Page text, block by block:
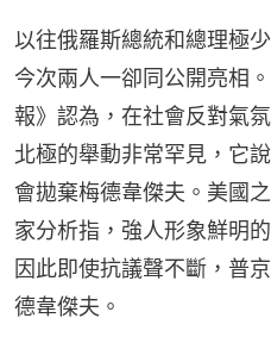
以往俄羅斯總統和總理極
今次兩人一卻同公開亮相
報》認為，在社會反對氣
北極的舉動非常罕見，它
會拋棄梅德韋傑夫。美國
家分析指，強人形象鮮明
因此即使抗議聲不斷，普
德韋傑夫。